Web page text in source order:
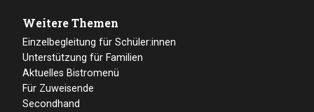
Weitere Themen
Einzelbegleitung für Schüler:innen
Unterstützung für Familien
Aktuelles Bistromenü
Für Zuweisende
Secondhand